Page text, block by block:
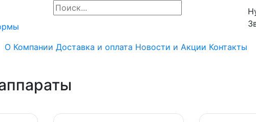
О Компании Доставка и оплата Новости и Акции Контакты